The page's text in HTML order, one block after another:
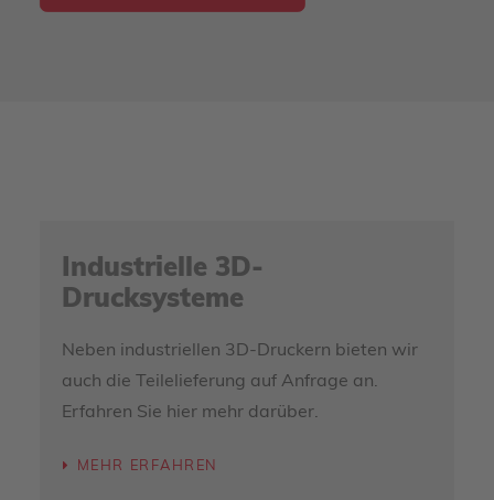
Industrielle 3D-
Drucksysteme
Neben industriellen 3D-Druckern bieten wir
auch die Teilelieferung auf Anfrage an.
Erfahren Sie hier mehr darüber.
MEHR ERFAHREN